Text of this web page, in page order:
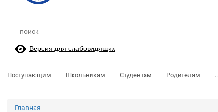
Версия для слабовидящих
Поступающим Школьникам Студентам Родителям
Главная